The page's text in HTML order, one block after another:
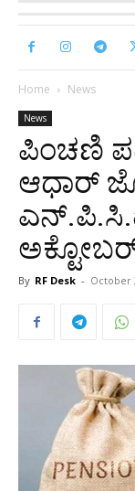
Home News
News
ಪಿಂಚಣಿ
ಆಧಾರ್
By RF Desk - October